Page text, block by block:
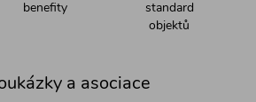
benefity
standard
objektů
a asociace